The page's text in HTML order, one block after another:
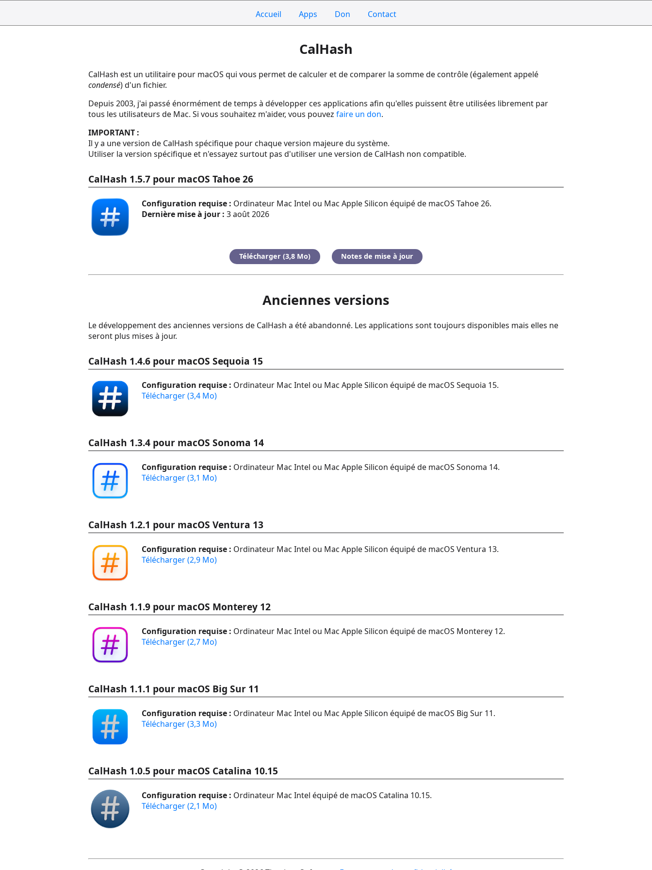
Accueil Apps Don Contact
CalHash
CalHash est un utilitaire pour macOS qui vous permet de calculer et de comparer la somme de contrôle (également appelé
condensé) d'un fichier.
Depuis 2003, j'ai passé énormément de temps à développer ces applications afin qu'elles puissent être utilisées librement par
tous les utilisateurs de Mac. Si vous souhaitez m'aider, vous pouvez faire un don.
IMPORTANT :
Il y a une version de CalHash spécifique pour chaque version majeure du système.
Utiliser la version spécifique et n'essayez surtout pas d'utiliser une version de CalHash non compatible.
CalHash 1.5.7 pour macOS Tahoe 26
Configuration requise : Ordinateur Mac Intel ou Mac Apple Silicon équipé de macOS Tahoe 26.
Dernière mise à jour : 3 août 2026
Télécharger (3,8 Mo) Notes de mise à jour
Anciennes versions
Le développement des anciennes versions de CalHash a été abandonné. Les applications sont toujours disponibles mais elles ne
seront plus mises à jour.
CalHash 1.4.6 pour macOS Sequoia 15
Configuration requise : Ordinateur Mac Intel ou Mac Apple Silicon équipé de macOS Sequoia 15.
Télécharger (3,4 Mo)
CalHash 1.3.4 pour macOS Sonoma 14
Configuration requise : Ordinateur Mac Intel ou Mac Apple Silicon équipé de macOS Sonoma 14.
Télécharger (3,1 Mo)
CalHash 1.2.1 pour macOS Ventura 13
Configuration requise : Ordinateur Mac Intel ou Mac Apple Silicon équipé de macOS Ventura 13.
Télécharger (2,9 Mo)
CalHash 1.1.9 pour macOS Monterey 12
Configuration requise : Ordinateur Mac Intel ou Mac Apple Silicon équipé de macOS Monterey 12.
Télécharger (2,7 Mo)
CalHash 1.1.1 pour macOS Big Sur 11
Configuration requise : Ordinateur Mac Intel ou Mac Apple Silicon équipé de macOS Big Sur 11.
Télécharger (3,3 Mo)
CalHash 1.0.5 pour macOS Catalina 10.15
Configuration requise : Ordinateur Mac Intel équipé de macOS Catalina 10.15.
Télécharger (2,1 Mo)